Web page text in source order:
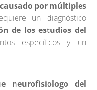
por múltiples
un diagnóstico
de los estudios del
específicos y un
neurofisiologo del